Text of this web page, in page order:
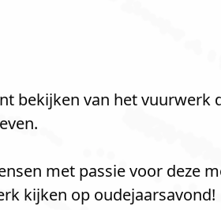
bekijken van het vuurwerk
met passie voor deze
kijken op oudejaarsavond!